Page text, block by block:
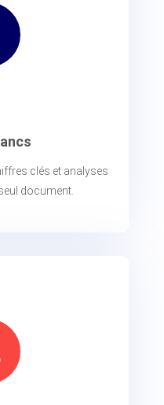
clés et analyses
document.